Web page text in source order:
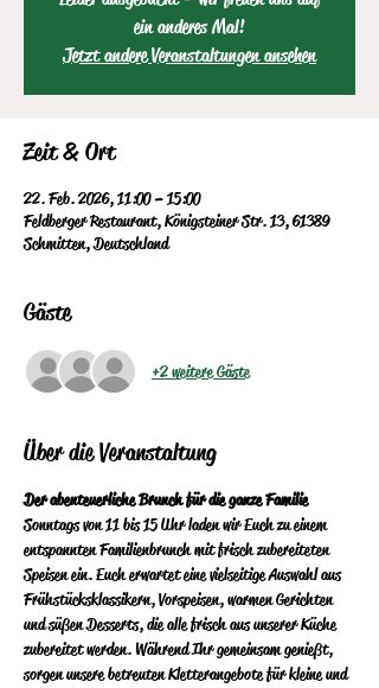
ein anderes Mal!
Jetzt andere Veranstaltungen ansehen
Zeit & Ort
22. Feb. 2026, 11:00 – 15:00
Feldberger Restaurant, Königsteiner Str. 13, 61389
Schmitten, Deutschland
Gäste
+2 weitere Gäste
Über die Veranstaltung
Der abenteuerliche Brunch für die ganze Familie
Sonntags von 11 bis 15 Uhr laden wir Euch zu einem
entspannten Familienbrunch mit frisch zubereiteten
Speisen ein. Euch erwartet eine vielseitige Auswahl aus
Frühstücksklassikern, Vorspeisen, warmen Gerichten
und süßen Desserts, die alle frisch aus unserer Küche
zubereitet werden. Während Ihr gemeinsam genießt,
sorgen unsere betreuten Kletterangebote für kleine und